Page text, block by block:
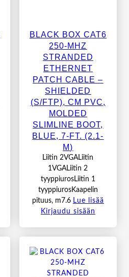
BLACK BOX CAT6
250-MHZ
STRANDED
ETHERNET
PATCH CABLE –
SHIELDED
(S/FTP), CM PVC,
MOLDED
SLIMLINE BOOT,
BLUE, 7-FT. (2.1-
M)
Liitin 2VGALiitin
1VGALiitin 2
tyyppiurosLiitin 1
tyyppiurosKaapelin
pituus, m7.6 Lue lisää
Kirjaudu sisään